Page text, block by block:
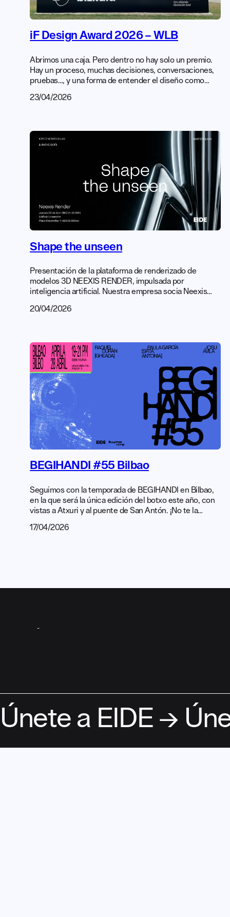
iF Design Award 2026 – WLB
Abrimos una caja. Pero dentro no hay solo un premio.
Hay un proceso, muchas decisiones, conversaciones,
pruebas…, y una forma de entender el diseño como
Bizkaia ha sido reconocido en 2026 con un iF Design
proyecto, es […]
23/04/2026
Shape the unseen
Presentación de la plataforma de renderizado de
modelos 3D NEEXIS RENDER, impulsada por
inteligencia artificial. Nuestra empresa socia Neexis
renderizado de modelos 3D impulsada por inteligencia
recorrido profesional, explicarán cómo surge este
proyecto, […]
20/04/2026
BEGIHANDI #55 Bilbao
Seguimos con la temporada de BEGIHANDI en Bilbao,
en la que será la única edición del botxo este año, con
vistas a Atxuri y al puente de San Antón. ¡No te la
55ª edición de este espacio de encuentro abierto y
17/04/2026
Únete a EIDE →